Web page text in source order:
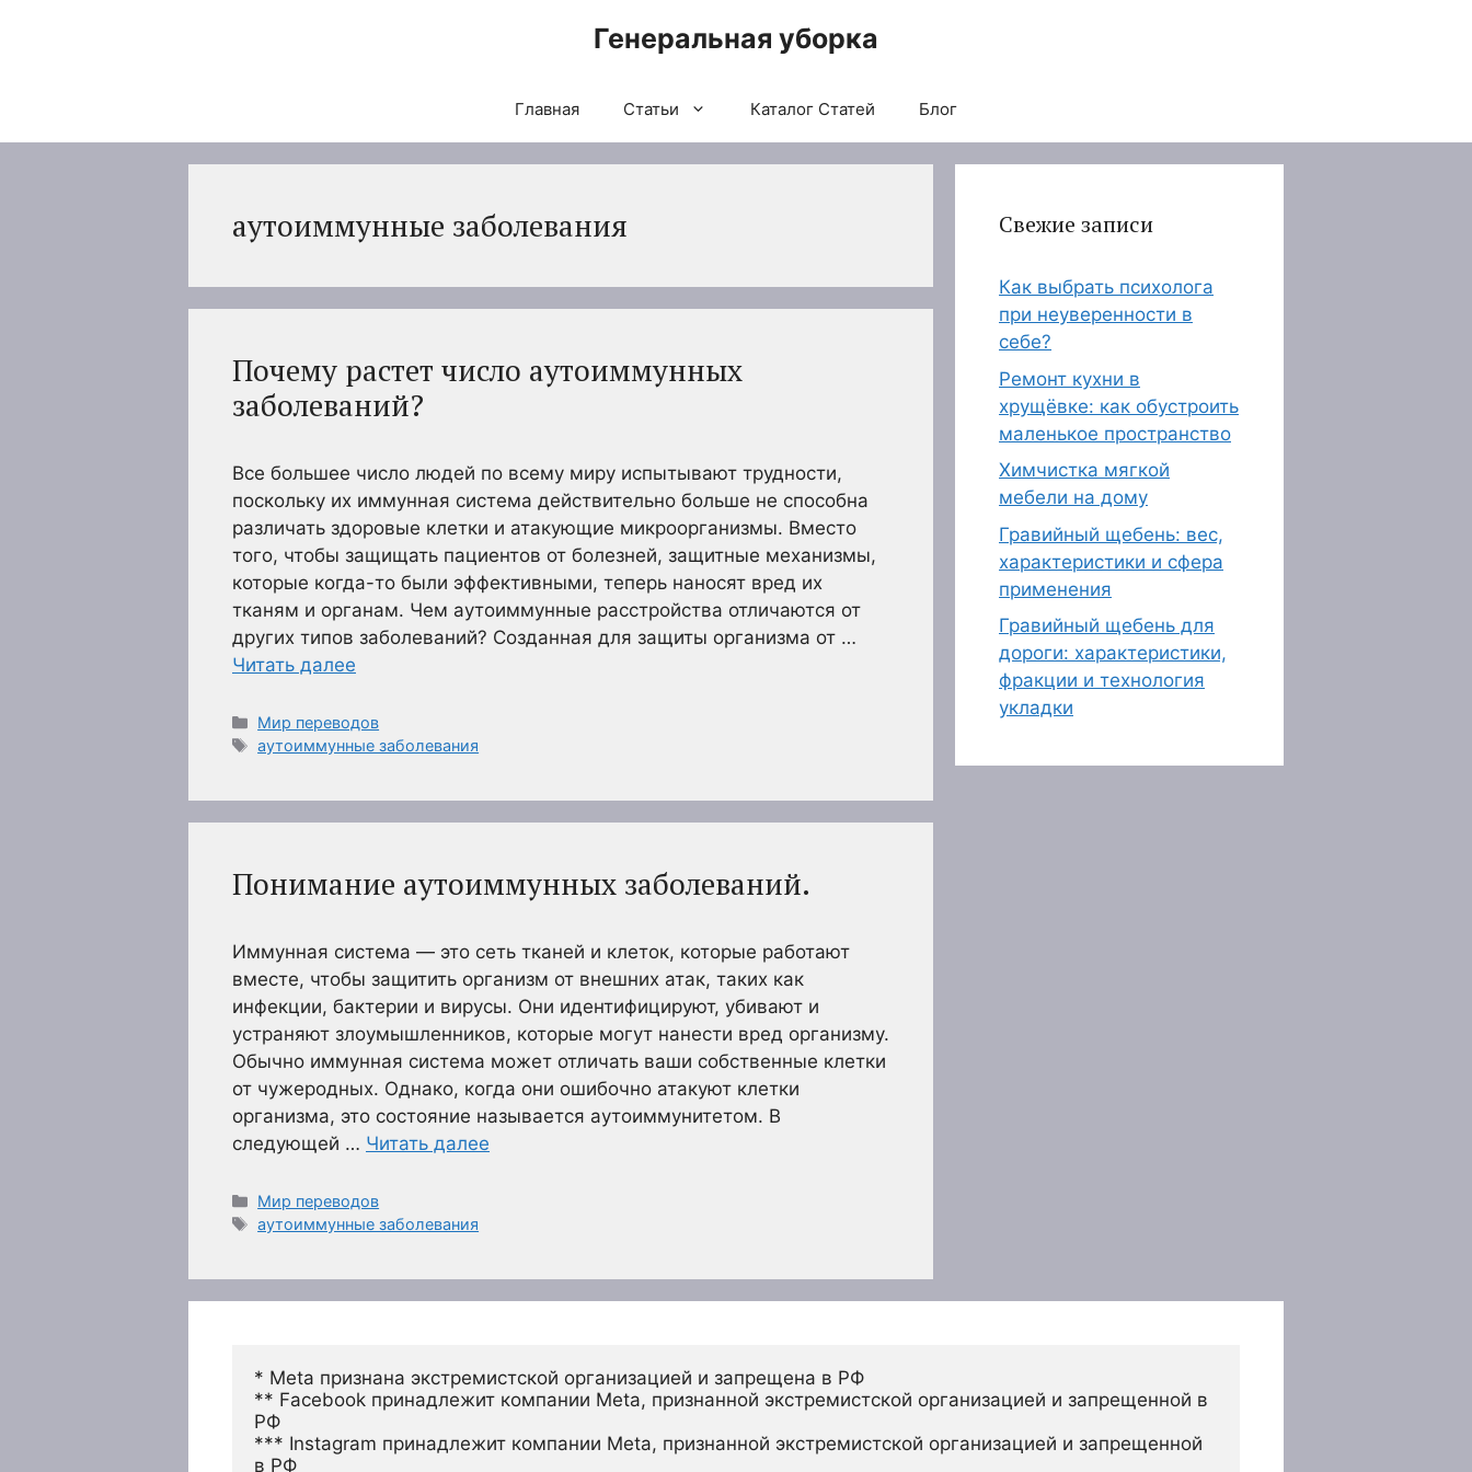
Генеральная уборка
Главная Статьи Каталог Статей Блог
аутоиммунные заболевания
Почему растет число аутоиммунных
заболеваний?
Все большее число людей по всему миру испытывают трудности,
поскольку их иммунная система действительно больше не способна
различать здоровые клетки и атакующие микроорганизмы. Вместо
того, чтобы защищать пациентов от болезней, защитные механизмы,
которые когда-то были эффективными, теперь наносят вред их
тканям и органам. Чем аутоиммунные расстройства отличаются от
других типов заболеваний? Созданная для защиты организма от …
Читать далее
Рубрики
Мир переводов
Метки
аутоиммунные заболевания
Понимание аутоиммунных заболеваний.
Иммунная система — это сеть тканей и клеток, которые работают
вместе, чтобы защитить организм от внешних атак, таких как
инфекции, бактерии и вирусы. Они идентифицируют, убивают и
устраняют злоумышленников, которые могут нанести вред организму.
Обычно иммунная система может отличать ваши собственные клетки
от чужеродных. Однако, когда они ошибочно атакуют клетки
организма, это состояние называется аутоиммунитетом. В
следующей … Читать далее
Рубрики
Мир переводов
Метки
аутоиммунные заболевания
Свежие записи
Как выбрать психолога
при неуверенности в
себе?
Ремонт кухни в
хрущёвке: как обустроить
маленькое пространство
Химчистка мягкой
мебели на дому
Гравийный щебень: вес,
характеристики и сфера
применения
Гравийный щебень для
дороги: характеристики,
фракции и технология
укладки
* Meta признана экстремистской организацией и запрещена в РФ
** Facebook принадлежит компании Meta, признанной экстремистской организацией и запрещенной в
РФ
*** Instagram принадлежит компании Meta, признанной экстремистской организацией и запрещенной
в РФ